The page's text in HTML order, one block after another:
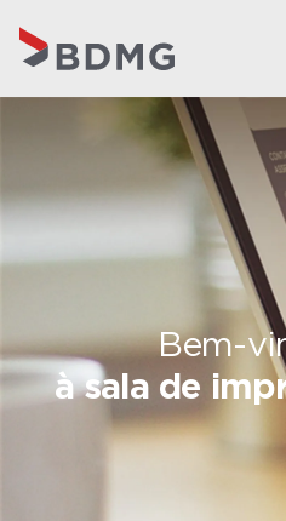
Bem-
à sala de